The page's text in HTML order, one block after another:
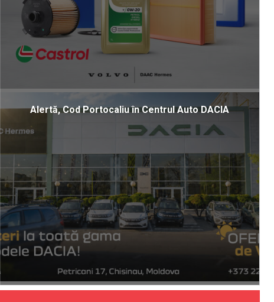
Alertă, Cod Portocaliu în Centrul Auto DACIA